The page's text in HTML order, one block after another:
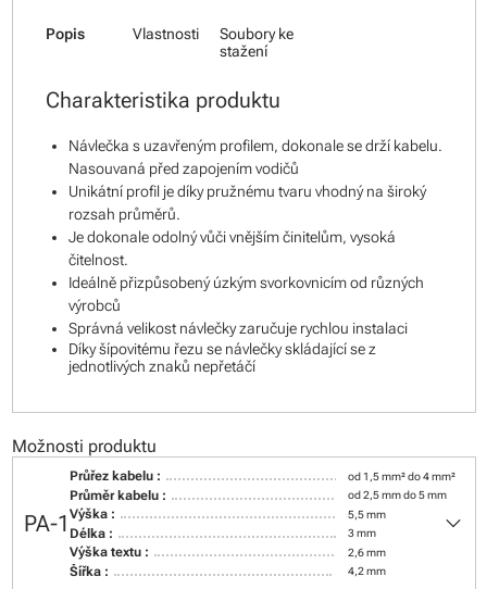
Popis Vlastnosti
Soubory ke
stažení
Charakteristika produktu
Návlečka s uzavřeným profilem, dokonale se drží kabelu.
Nasouvaná před zapojením vodičů
Unikátní profil je díky pružnému tvaru vhodný na široký
rozsah průměrů.
Je dokonale odolný vůči vnějším činitelům, vysoká
čitelnost.
Ideálně přizpůsobený úzkým svorkovnicím od různých
výrobců
Správná velikost návlečky zaručuje rychlou instalaci
Díky šípovitému řezu se návlečky skládající se z
jednotlivých znaků nepřetáčí
Možnosti produktu
PA-1
Průřez kabelu : od 1,5 mm² do 4 mm²
Průměr kabelu : od 2,5 mm do 5 mm
Výška : 5,5 mm
Délka : 3 mm
Výška textu : 2,6 mm
Šířka : 4,2 mm
keyboard_arrow_down